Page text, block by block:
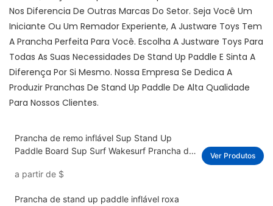
Nos Diferencia De Outras Marcas Do Setor. Seja Você Um
Iniciante Ou Um Remador Experiente, A Justware Toys Tem
A Prancha Perfeita Para Você. Escolha A Justware Toys Para
Todas As Suas Necessidades De Stand Up Paddle E Sinta A
Diferença Por Si Mesmo. Nossa Empresa Se Dedica A
Produzir Pranchas De Stand Up Paddle De Alta Qualidade
Para Nossos Clientes.
Prancha de remo inflável Sup Stand Up
Paddle Board Sup Surf Wakesurf Prancha de
a partir de $
Ver Produtos
Prancha de stand up paddle inflável roxa